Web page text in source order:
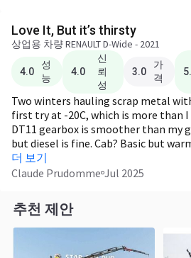
Love It, But it’s thirsty
상업용 차량 RENAULT D-Wide - 2021
4.0
성
능
4.0
신
뢰
성
3.0
가
격
Two winters hauling scrap metal
first try at -20C, which is more than I
DT11 gearbox is smoother than my
but diesel is fine. Cab? Basic but
though. Hydraulics slower when
PTO weekly or she’ll scream like a
더 보기
Claude Prudomme Jul 2025
추천 제안